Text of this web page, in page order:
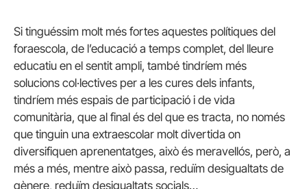
Si tinguéssim molt més fortes aquestes polítiques del
foraescola, de l’educació a temps complet, del lleure
educatiu en el sentit ampli, també tindríem més
solucions col·lectives per a les cures dels infants,
tindríem més espais de participació i de vida
comunitària, que al final és del que es tracta, no només
que tinguin una extraescolar molt divertida on
diversifiquen aprenentatges, això és meravellós, però, a
més a més, mentre això passa, reduïm desigualtats de
gènere, reduïm desigualtats socials…